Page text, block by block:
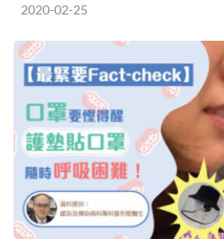
2020-02-25